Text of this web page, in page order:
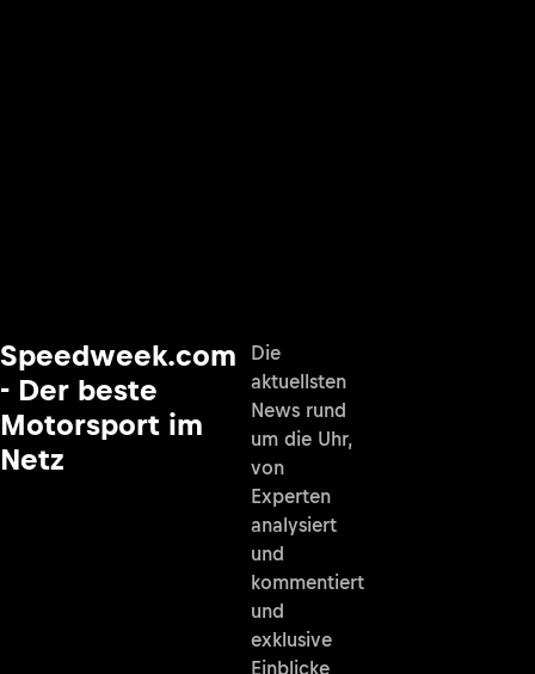
Speedweek.com
- Der beste
Motorsport im
Netz
Die
aktuellsten
News rund
um die Uhr,
von
Experten
analysiert
und
kommentiert
und
exklusive
Einblicke